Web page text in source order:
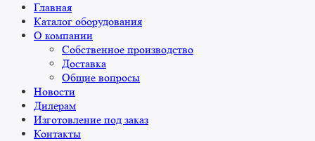
Главная
Каталог оборудования
О компании
Собственное производство
Доставка
Общие вопросы
Новости
Дилерам
Изготовление под заказ
Контакты